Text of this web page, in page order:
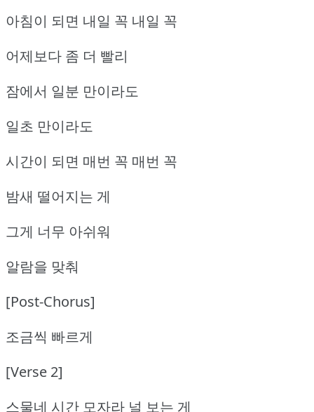
아침이 되면 내일 꼭 내일 꼭
어제보다 좀 더 빨리
잠에서 일분 만이라도
일초 만이라도
시간이 되면 매번 꼭 매번 꼭
밤새 떨어지는 게
그게 너무 아쉬워
알람을 맞춰
[Post-Chorus]
조금씩 빠르게
[Verse 2]
스물네 시간 모자라 널 보는 게